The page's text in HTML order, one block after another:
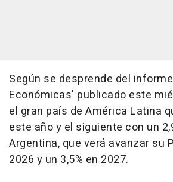
Según se desprende del
Económicas' publicado este
el gran país de América Latina
este año y el siguiente con un
Argentina, que verá avanzar su
2026 y un 3,5% en 2027.